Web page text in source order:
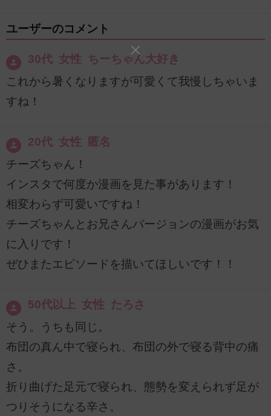
ユーザーのコメント
30代 女性 ちーちゃん大好き
これから暑くなりますが可愛くて我慢しちゃいま
すね！
20代 女性 匿名
チーズちゃん！
インスタで何度か漫画を見た事があります！
相変わらず可愛いですね！
チーズちゃんとお兄さんバージョンの漫画がお気
に入りです！
ぜひまたエピソードを描いてほしいです！！
50代以上 女性 たろさ
そう。うちも同じ。
布団の真ん中で寝られ、布団の外で寝る背中の痛
さ。
折り曲げた足元で寝られ、態勢を変えられず足が
つりそうになる辛さ。